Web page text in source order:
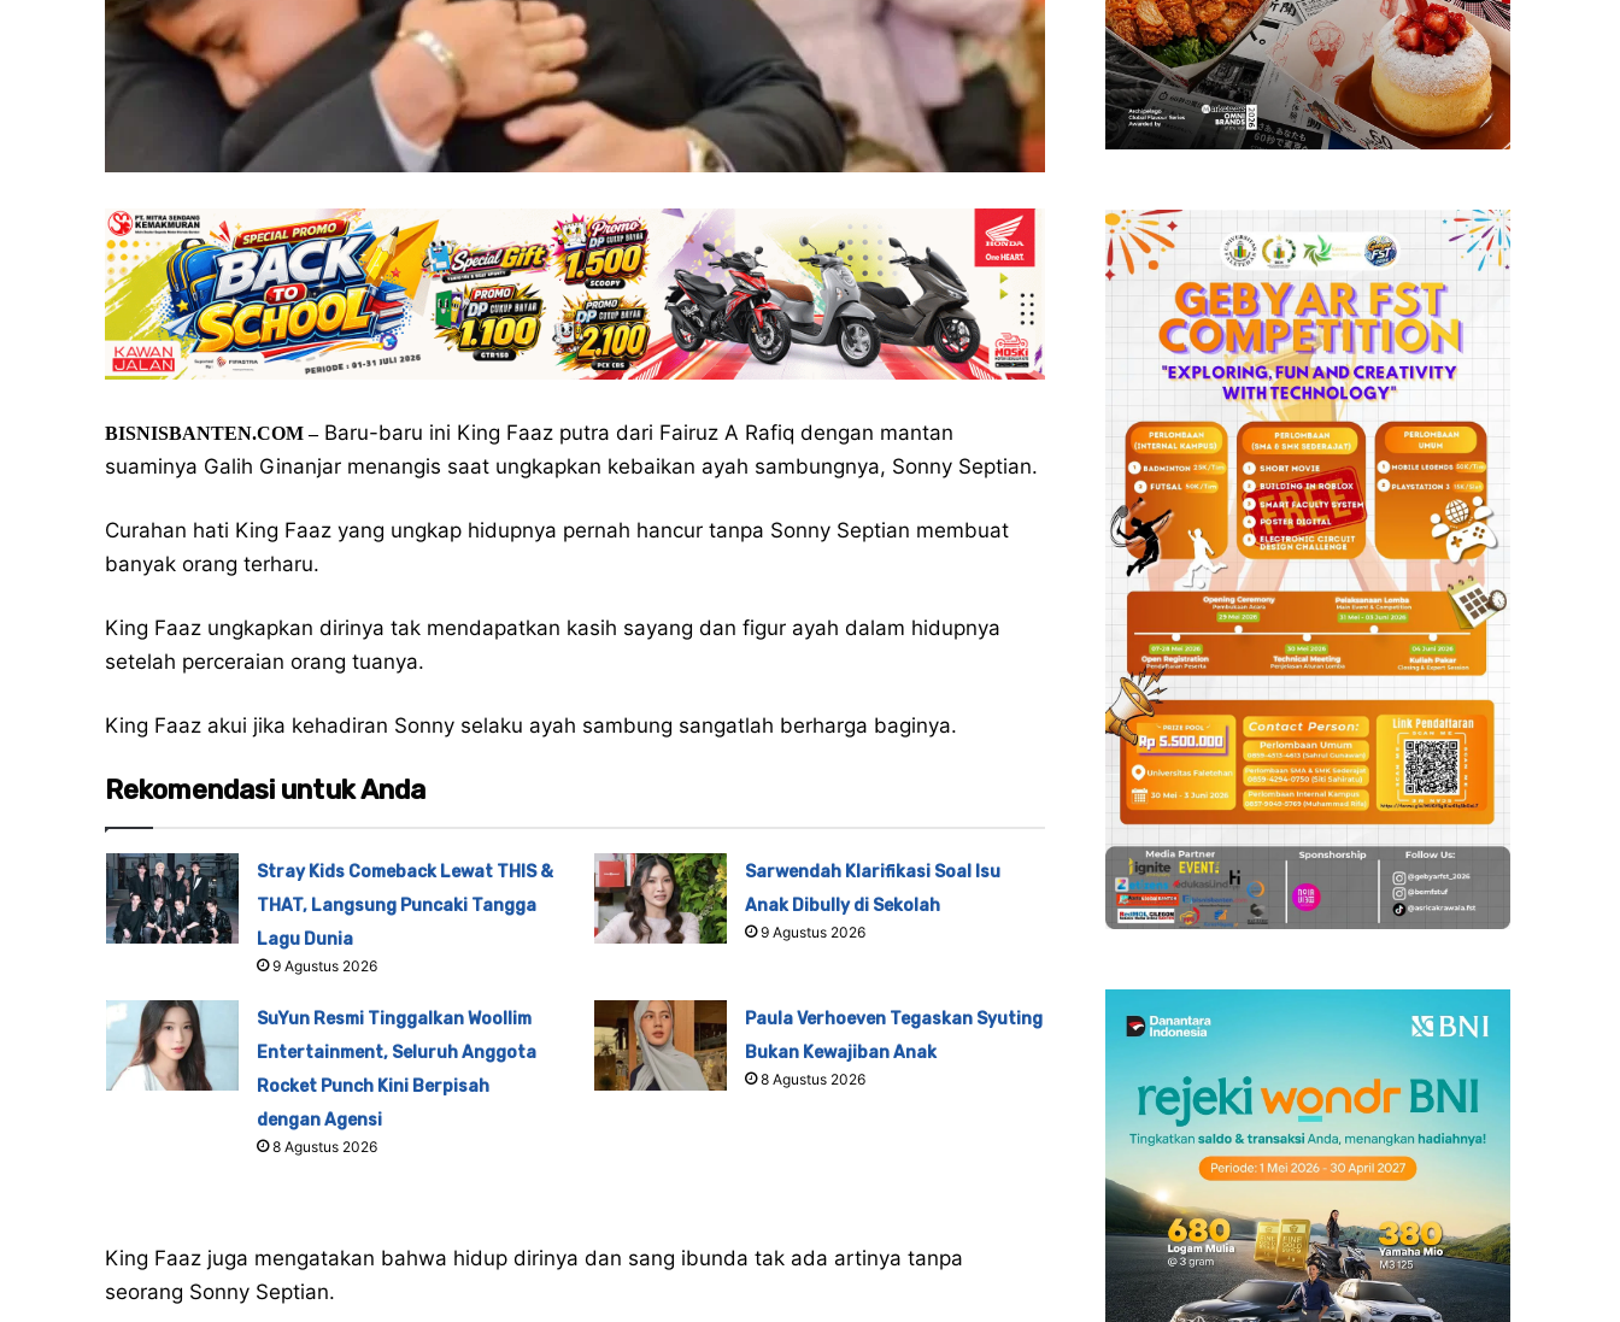
BISNISBANTEN.COM –Baru-baru ini King Faaz putra dari Fairuz A Rafiq dengan mantan
suaminya Galih Ginanjar menangis saat ungkapkan kebaikan ayah sambungnya, Sonny Septian.
Curahan hati King Faaz yang ungkap hidupnya pernah hancur tanpa Sonny Septian membuat
banyak orang terharu.
King Faaz ungkapkan dirinya tak mendapatkan kasih sayang dan figur ayah dalam hidupnya
setelah perceraian orang tuanya.
King Faaz akui jika kehadiran Sonny selaku ayah sambung sangatlah berharga baginya.
Rekomendasi untuk Anda
Stray Kids Comeback Lewat THIS &
THAT, Langsung Puncaki Tangga
Lagu Dunia
9 Agustus 2026
Sarwendah Klarifikasi Soal Isu
Anak Dibully di Sekolah
9 Agustus 2026
SuYun Resmi Tinggalkan Woollim
Entertainment, Seluruh Anggota
Rocket Punch Kini Berpisah
dengan Agensi
8 Agustus 2026
Paula Verhoeven Tegaskan Syuting
Bukan Kewajiban Anak
8 Agustus 2026
King Faaz juga mengatakan bahwa hidup dirinya dan sang ibunda tak ada artinya tanpa
seorang Sonny Septian.